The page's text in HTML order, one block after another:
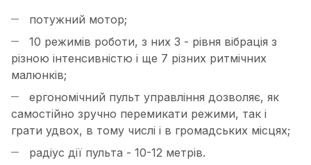
потужний мотор;
10 режимів роботи, з них 3 - рівня вібрація з
різною інтенсивністю і ще 7 різних ритмічних
малюнків;
ергономічний пульт управління дозволяє, як
самостійно зручно перемикати режими, так і
грати удвох, в тому числі і в громадських місцях;
радіус дії пульта - 10-12 метрів.